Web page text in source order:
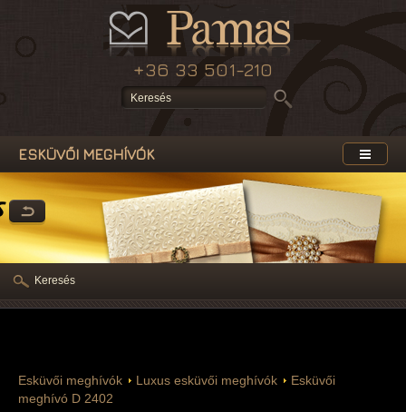
+36 33 501-210
ESKÜVŐI MEGHÍVÓK
Esküvői meghívók Luxus esküvői meghívók
Esküvői
meghívó D 2402
Keresés